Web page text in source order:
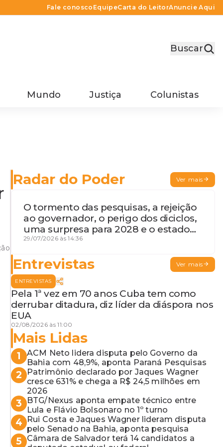
Fale conosco EquipeCarta do LeitorAnuncie Aqui
Buscar
Mundo Justiça Colunistas
Radar do Poder Ver mais
O tormento das pesquisas, a rejeição
ao governador, o perigo dos diciclos,
uma surpresa para 2028 e o estado
de terceira guerra mundial
29/07/2026 às 14:36
Entrevistas Ver mais
ENTREVISTAS
Pela 1ª vez em 70 anos Cuba tem como
derrubar ditadura, diz líder da diáspora nos
EUA
02/08/2026 às 11:00
Mais Lidas
1
ACM Neto lidera disputa pelo Governo da
Bahia com 48,9%, aponta Paraná Pesquisas
2
Patrimônio declarado por Jaques Wagner
cresce 631% e chega a R$ 24,5 milhões em
2026
3
BTG/Nexus aponta empate técnico entre
Lula e Flávio Bolsonaro no 1º turno
4
Rui Costa e Jaques Wagner lideram disputa
pelo Senado na Bahia, aponta pesquisa
5
Câmara de Salvador terá 14 candidatos a